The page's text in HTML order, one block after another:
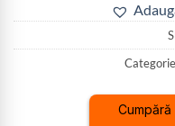
Cumpără